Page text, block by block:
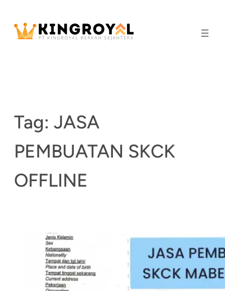
content
Tag: JASA
PEMBUATAN SKCK
OFFLINE